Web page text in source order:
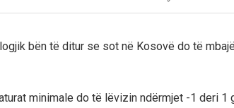
bën të ditur se sot në Kosovë do të
minimale do të lëvizin ndërmjet -1 deri 1